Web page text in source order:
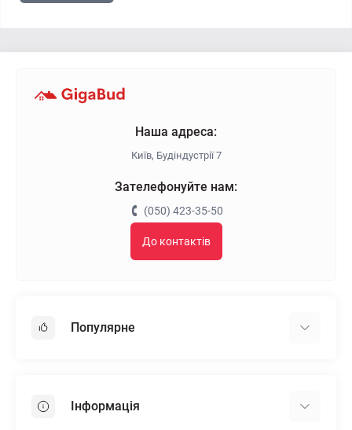
Наша адреса:
Київ, Будіндустрії 7
Зателефонуйте нам:
(050) 423-35-50
До контактів
Популярне
Пінопласт
Інформація